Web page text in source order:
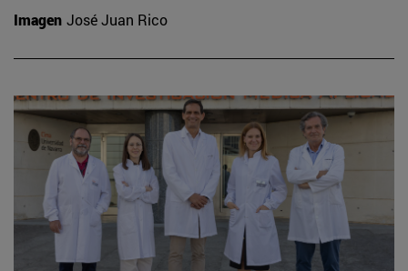
Imagen José Juan Rico